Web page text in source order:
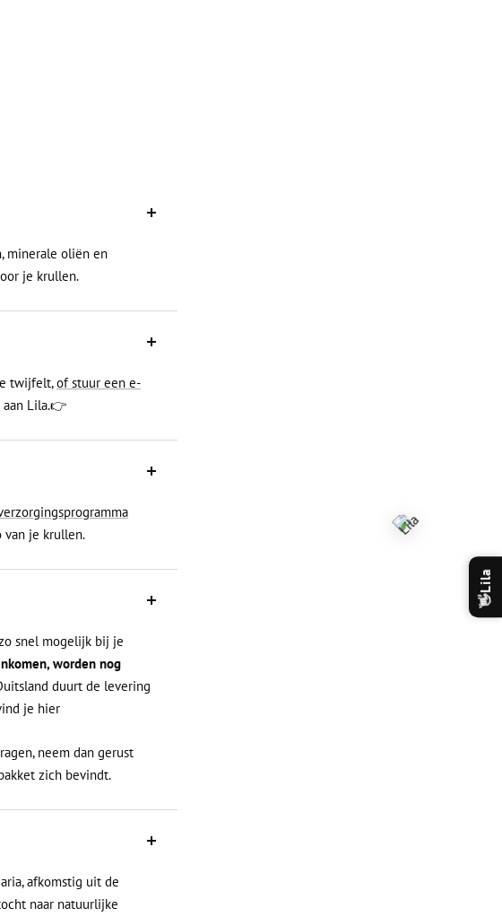
minerale oliën en
je krullen.
twijfelt,of stuur een e-
aan Lila.👉
van je krullen.
snel mogelijk bij je
worden nog
duurt de levering
je hier
neem dan gerust
zich bevindt.
afkomstig uit de
naar natuurlijke
👋
Lila